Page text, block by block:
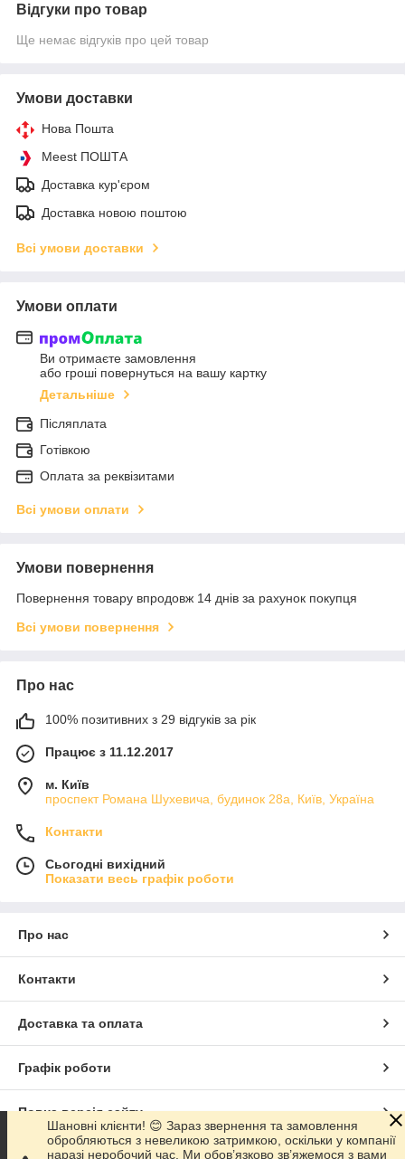
Відгуки про товар
Ще немає відгуків про цей товар
Умови доставки
Нова Пошта
Meest ПОШТА
Доставка кур'єром
Доставка новою поштою
Всі умови доставки
Умови оплати
Ви отримаєте замовлення
або гроші повернуться на вашу картку
Детальніше
Післяплата
Готівкою
Оплата за реквізитами
Всі умови оплати
Умови повернення
Повернення товару впродовж 14 днів за рахунок покупця
Всі умови повернення
Про нас
100% позитивних з 29 відгуків за рік
Працює з 11.12.2017
м. Київ
проспект Романа Шухевича, будинок 28а, Київ, Україна
Контакти
Сьогодні вихідний
Показати весь графік роботи
Про нас
Контакти
Доставка та оплата
Графік роботи
Повна версія сайту
Шановні клієнти! 😊 Зараз звернення та замовлення
обробляються з невеликою затримкою, оскільки у компанії
наразі неробочий час. Ми обов’язково зв’яжемося з вами